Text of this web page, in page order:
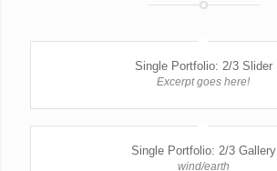
Single Portfolio: 2/3 Slider
Excerpt goes here!
Single Portfolio: 2/3 Gallery
wind/earth